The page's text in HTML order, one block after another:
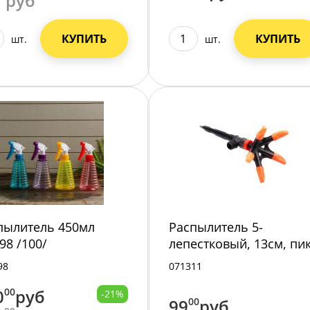
шт. КУПИТЬ шт. КУПИТЬ
450мл
/100/
00руб
-21%
Распылитель 5-
лепестковый, 13см,
71311/100/
071311
00